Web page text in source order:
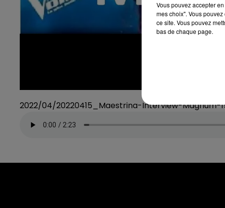
2022/04/20220415_Maestrina-Interview-Magnum-
Vous pouvez accepter
mes choix". Vous
ce site. Vous pouvez
bas de chaque page.